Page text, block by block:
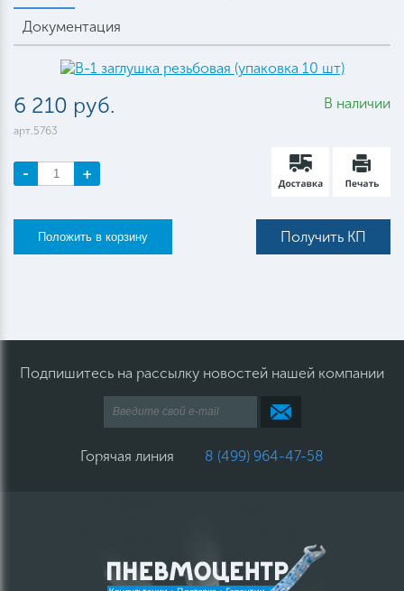
Документация
6 210 руб.
арт.5763
В наличии
- +
Получить КП
Подпишитесь на рассылку новостей нашей компании
Горячая линия 8 (499) 964-47-58